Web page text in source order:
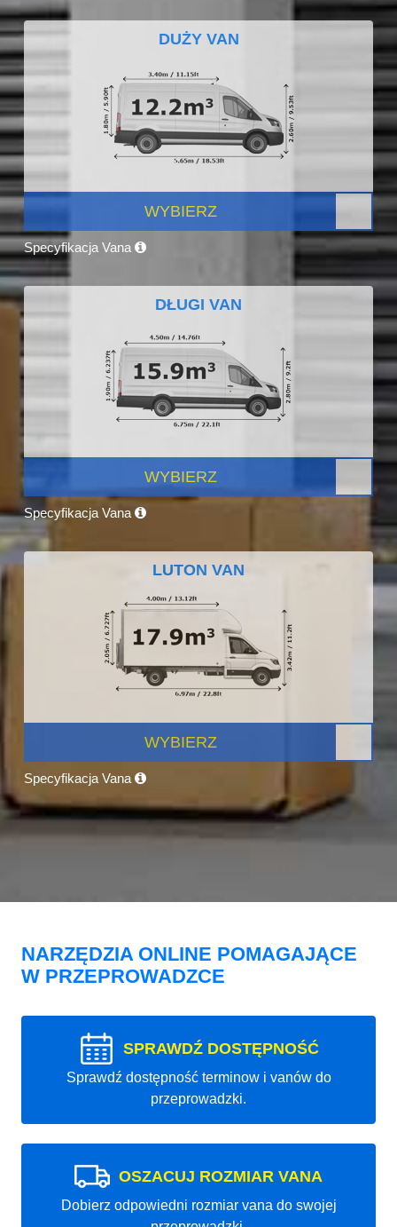
DUŻY VAN
WYBIERZ
Specyfikacja Vana
DŁUGI VAN
WYBIERZ
Specyfikacja Vana
LUTON VAN
WYBIERZ
Specyfikacja Vana
NARZĘDZIA ONLINE POMAGAJĄCE
W PRZEPROWADZCE
SPRAWDŹ DOSTĘPNOŚĆ
Sprawdź dostępność terminow i vanów do
przeprowadzki.
OSZACUJ ROZMIAR VANA
Dobierz odpowiedni rozmiar vana do swojej